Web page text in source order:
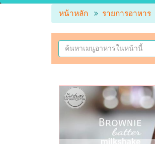
หน้าแรก
เมนูอา
หน้าหลัก รายการอาหาร